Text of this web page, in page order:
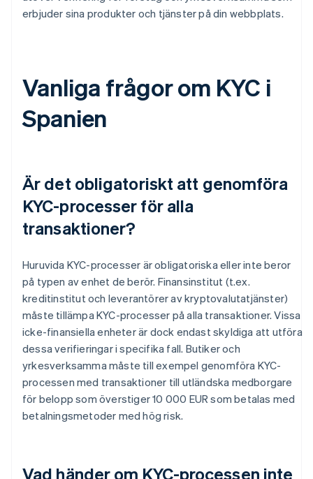
erbjuder sina produkter och tjänster på din webbplats.
Vanliga frågor om KYC i
Spanien
Är det obligatoriskt att genomföra
KYC-processer för alla
transaktioner?
Huruvida KYC-processer är obligatoriska eller inte beror
på typen av enhet de berör. Finansinstitut (t.ex.
kreditinstitut och leverantörer av kryptovalutatjänster)
måste tillämpa KYC-processer på alla transaktioner. Vissa
icke-finansiella enheter är dock endast skyldiga att utföra
dessa verifieringar i specifika fall. Butiker och
yrkesverksamma måste till exempel genomföra KYC-
processen med transaktioner till utländska medborgare
för belopp som överstiger 10 000 EUR som betalas med
betalningsmetoder med hög risk.
Vad händer om KYC-processen inte